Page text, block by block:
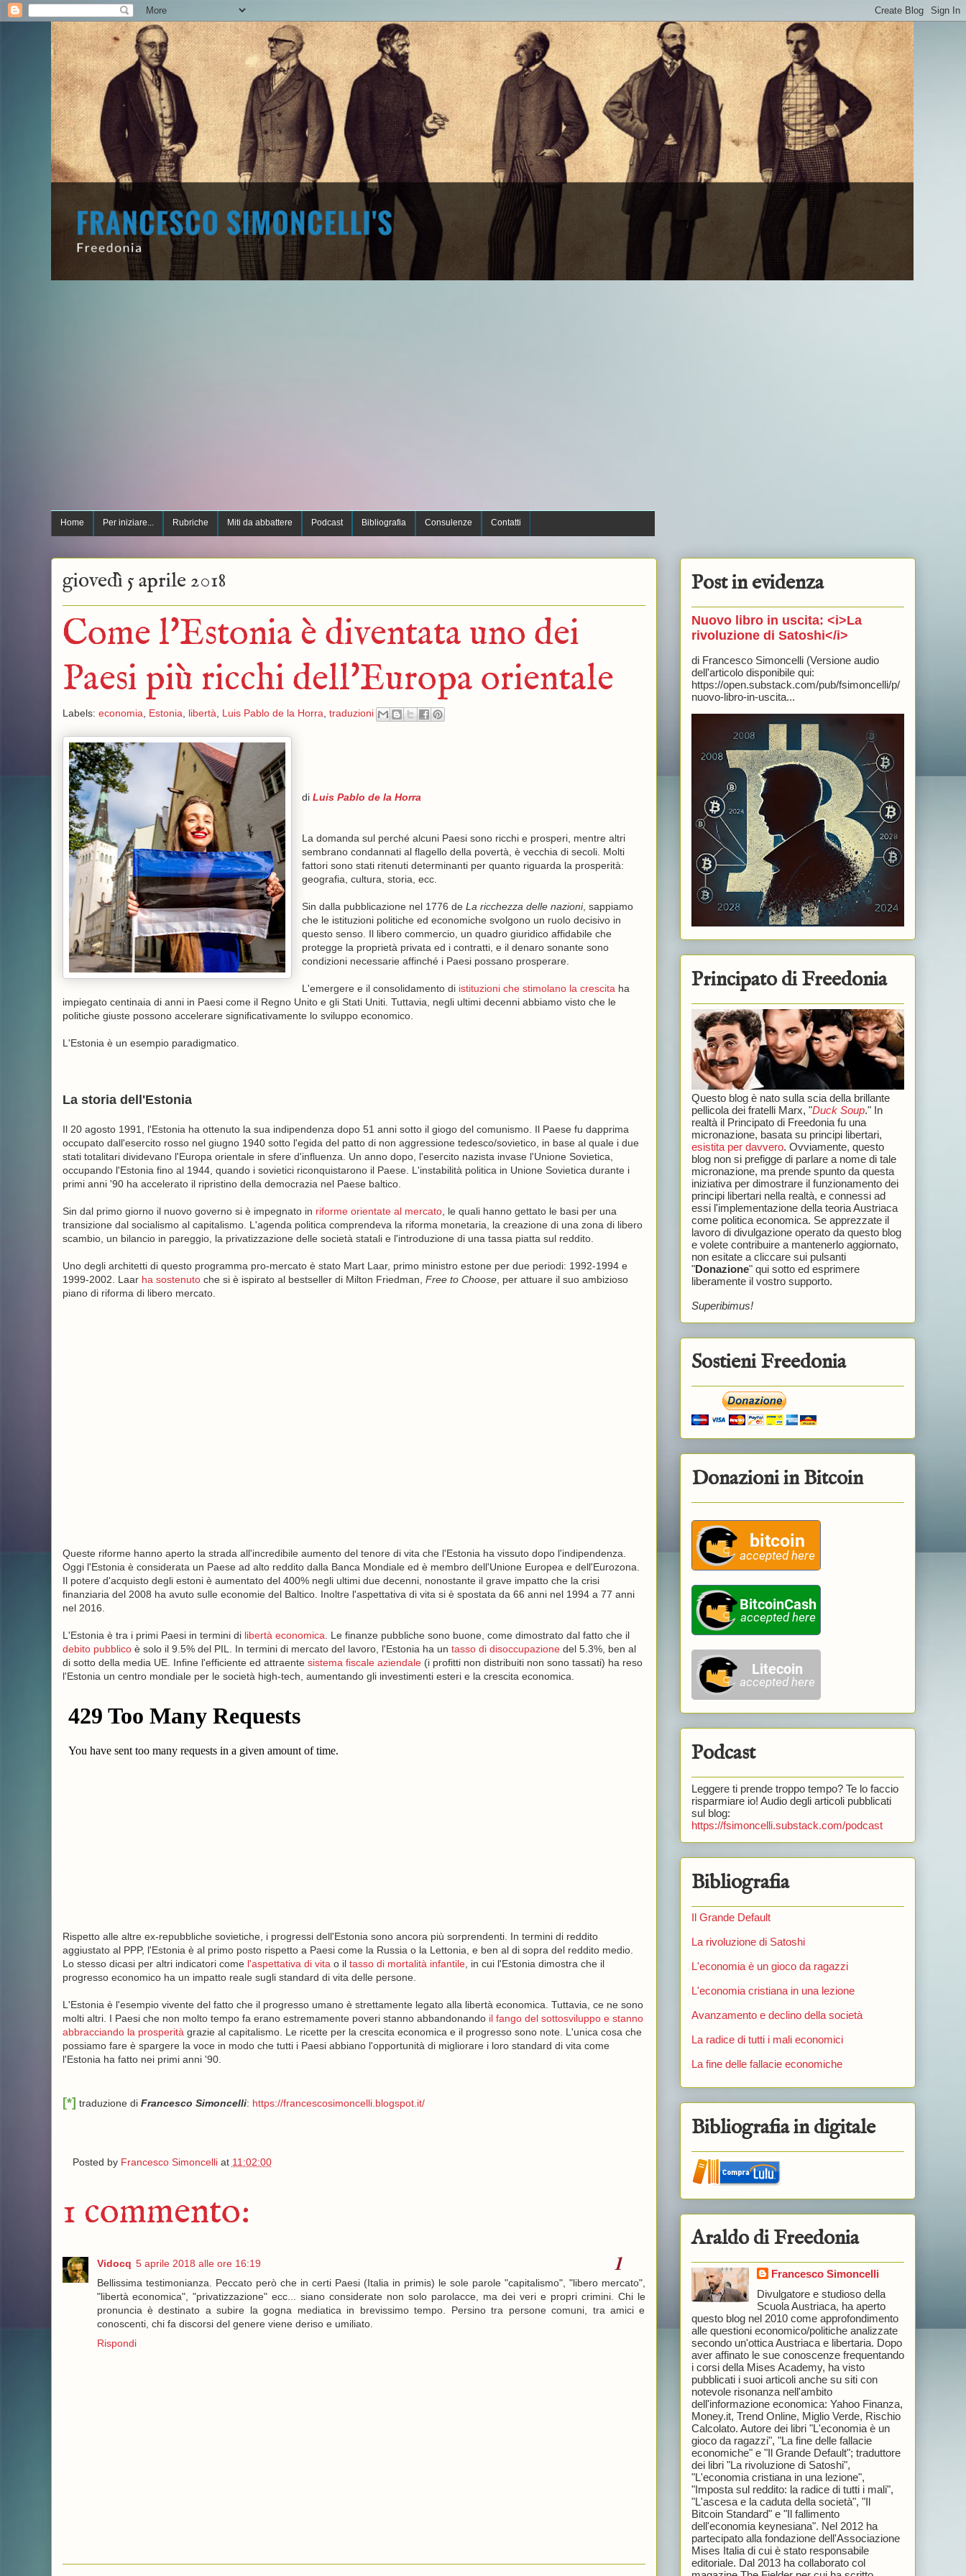
Home Per iniziare... Rubriche Miti da abbattere Podcast Bibliografia Consulenze Contatti
giovedì 5 aprile 2018
Come l'Estonia è diventata uno dei
Paesi più ricchi dell'Europa orientale
Labels: economia, Estonia, libertà, Luis Pablo de la Horra, traduzioni
di Luis Pablo de la Horra
La domanda sul perché alcuni Paesi sono ricchi e prosperi, mentre altri
sembrano condannati al flagello della povertà, è vecchia di secoli. Molti
fattori sono stati ritenuti determinanti per quanto riguarda la prosperità:
geografia, cultura, storia, ecc.
Sin dalla pubblicazione nel 1776 de La ricchezza delle nazioni, sappiamo
che le istituzioni politiche ed economiche svolgono un ruolo decisivo in
questo senso. Il libero commercio, un quadro giuridico affidabile che
protegge la proprietà privata ed i contratti, e il denaro sonante sono
condizioni necessarie affinché i Paesi possano prosperare.
L'emergere e il consolidamento di istituzioni che stimolano la crescita ha
impiegato centinaia di anni in Paesi come il Regno Unito e gli Stati Uniti. Tuttavia, negli ultimi decenni abbiamo visto che le
politiche giuste possono accelerare significativamente lo sviluppo economico.
L'Estonia è un esempio paradigmatico.
La storia dell'Estonia
Il 20 agosto 1991, l'Estonia ha ottenuto la sua indipendenza dopo 51 anni sotto il giogo del comunismo. Il Paese fu dapprima
occupato dall'esercito rosso nel giugno 1940 sotto l'egida del patto di non aggressione tedesco/sovietico, in base al quale i due
stati totalitari dividevano l'Europa orientale in sfere d'influenza. Un anno dopo, l'esercito nazista invase l'Unione Sovietica,
occupando l'Estonia fino al 1944, quando i sovietici riconquistarono il Paese. L'instabilità politica in Unione Sovietica durante i
primi anni '90 ha accelerato il ripristino della democrazia nel Paese baltico.
Sin dal primo giorno il nuovo governo si è impegnato in riforme orientate al mercato, le quali hanno gettato le basi per una
transizione dal socialismo al capitalismo. L'agenda politica comprendeva la riforma monetaria, la creazione di una zona di libero
scambio, un bilancio in pareggio, la privatizzazione delle società statali e l'introduzione di una tassa piatta sul reddito.
Uno degli architetti di questo programma pro-mercato è stato Mart Laar, primo ministro estone per due periodi: 1992-1994 e
1999-2002. Laar ha sostenutoche si è ispirato al bestseller di Milton Friedman, Free to Choose, per attuare il suo ambizioso
piano di riforma di libero mercato.
Queste riforme hanno aperto la strada all'incredibile aumento del tenore di vita che l'Estonia ha vissuto dopo l'indipendenza.
Oggi l'Estonia è considerata un Paese ad alto reddito dalla Banca Mondiale ed è membro dell'Unione Europea e dell'Eurozona.
Il potere d'acquisto degli estoni è aumentato del 400% negli ultimi due decenni, nonostante il grave impatto che la crisi
finanziaria del 2008 ha avuto sulle economie del Baltico. Inoltre l'aspettativa di vita si è spostata da 66 anni nel 1994 a 77 anni
nel 2016.
L'Estonia è tra i primi Paesi in termini di libertà economica . Le finanze pubbliche sono buone, come dimostrato dal fatto che il
debito pubblicoè solo il 9.5% del PIL. In termini di mercato del lavoro, l'Estonia ha un tasso di disoccupazionedel 5.3%, ben al
di sotto della media UE. Infine l'efficiente ed attraente sistema fiscale aziendale(i profitti non distribuiti non sono tassati) ha reso
l'Estonia un centro mondiale per le società high-tech, aumentando gli investimenti esteri e la crescita economica.
Rispetto alle altre ex-repubbliche sovietiche, i progressi dell'Estonia sono ancora più sorprendenti. In termini di reddito
aggiustato al PPP, l'Estonia è al primo posto rispetto a Paesi come la Russia o la Lettonia, e ben al di sopra del reddito medio.
Lo stesso dicasi per altri indicatori come l'aspettativa di vita o il tasso di mortalità infantile, in cui l'Estonia dimostra che il
progresso economico ha un impatto reale sugli standard di vita delle persone.
L'Estonia è l'esempio vivente del fatto che il progresso umano è strettamente legato alla libertà economica. Tuttavia, ce ne sono
molti altri. I Paesi che non molto tempo fa erano estremamente poveri stanno abbandonando il fango del sottosviluppo e stanno
abbracciando la prosperità grazie al capitalismo. Le ricette per la crescita economica e il progresso sono note. L'unica cosa che
possiamo fare è spargere la voce in modo che tutti i Paesi abbiano l'opportunità di migliorare i loro standard di vita come
l'Estonia ha fatto nei primi anni '90.
[*] traduzione di Francesco Simoncelli: https://francescosimoncelli.blogspot.it/
Posted by Francesco Simoncelli at 11:02:00
1 commento:
Vidocq 5 aprile 2018 alle ore 16:19
Bellissima testimonianza. Peccato però che in certi Paesi (Italia in primis) le sole parole "capitalismo", "libero mercato",
"libertà economica", "privatizzazione" ecc... siano considerate non solo parolacce, ma dei veri e propri crimini. Chi le
pronuncia è destinato a subire la gogna mediatica in brevissimo tempo. Persino tra persone comuni, tra amici e
conoscenti, chi fa discorsi del genere viene deriso e umiliato.
Rispondi
Post in evidenza
Nuovo libro in uscita: <i>La
rivoluzione di Satoshi</i>
di Francesco Simoncelli (Versione audio
dell'articolo disponibile qui:
https://open.substack.com/pub/fsimoncelli/p/
nuovo-libro-in-uscita...
Principato di Freedonia
Questo blog è nato sulla scia della brillante
pellicola dei fratelli Marx, "Duck Soup." In
realtà il Principato di Freedonia fu una
micronazione, basata su principi libertari,
esistita per davvero. Ovviamente, questo
blog non si prefigge di parlare a nome di tale
micronazione, ma prende spunto da questa
iniziativa per dimostrare il funzionamento dei
principi libertari nella realtà, e connessi ad
essi l'implementazione della teoria Austriaca
come politica economica. Se apprezzate il
lavoro di divulgazione operato da questo blog
e volete contribuire a mantenerlo aggiornato,
non esitate a cliccare sui pulsanti
"Donazione" qui sotto ed esprimere
liberamente il vostro supporto.
Superibimus!
Sostieni Freedonia
Donazioni in Bitcoin
Podcast
Leggere ti prende troppo tempo? Te lo faccio
risparmiare io! Audio degli articoli pubblicati
sul blog:
https://fsimoncelli.substack.com/podcast
Bibliografia
Il Grande Default
La rivoluzione di Satoshi
L'economia è un gioco da ragazzi
L'economia cristiana in una lezione
Avanzamento e declino della società
La radice di tutti i mali economici
La fine delle fallacie economiche
Bibliografia in digitale
Araldo di Freedonia
Francesco Simoncelli
Divulgatore e studioso della
Scuola Austriaca, ha aperto
questo blog nel 2010 come approfondimento
alle questioni economico/politiche analizzate
secondo un'ottica Austriaca e libertaria. Dopo
aver affinato le sue conoscenze frequentando
i corsi della Mises Academy, ha visto
pubblicati i suoi articoli anche su siti con
notevole risonanza nell'ambito
dell'informazione economica: Yahoo Finanza,
Money.it, Trend Online, Miglio Verde, Rischio
Calcolato. Autore dei libri "L'economia è un
gioco da ragazzi", "La fine delle fallacie
economiche" e "Il Grande Default"; traduttore
dei libri "La rivoluzione di Satoshi",
"L'economia cristiana in una lezione",
"Imposta sul reddito: la radice di tutti i mali",
"L'ascesa e la caduta della società", "Il
Bitcoin Standard" e "Il fallimento
dell'economia keynesiana". Nel 2012 ha
partecipato alla fondazione dell'Associazione
Mises Italia di cui è stato responsabile
editoriale. Dal 2013 ha collaborato col